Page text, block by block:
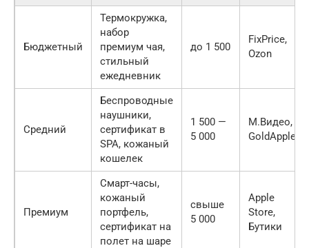
Бюджетный
Термокружка,
набор
премиум чая,
стильный
ежедневник
до 1 500
FixPrice,
Ozon
Средний
Беспроводные
наушники,
сертификат в
SPA, кожаный
кошелек
1 500 —
5 000
М.Видео,
GoldApple
Премиум
Смарт-часы,
кожаный
портфель,
сертификат на
полет на шаре
свыше
5 000
Apple
Store,
Бутики